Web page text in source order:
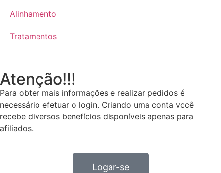
Alinhamento
Tratamentos
Atenção!!!
Para obter mais informações e realizar pedidos é
necessário efetuar o login. Criando uma conta você
recebe diversos benefícios disponíveis apenas para
afiliados.
Logar-se